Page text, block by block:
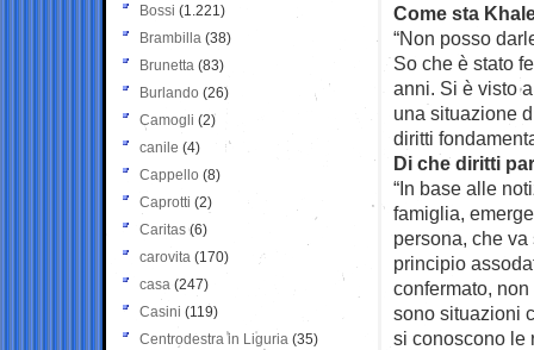
Come sta
“Non posso
So che è stato
anni. Si è visto
una situazione
diritti
Di che diritti
“In base alle
famiglia,
persona, che
principio
confermato,
sono situazioni
si conoscono le
Bossi (1.221)
Brambilla (38)
Brunetta (83)
Burlando (26)
Camogli (2)
canile (4)
Cappello (8)
Caprotti (2)
Caritas (6)
carovita (170)
casa (247)
Casini (119)
Centrodestra in Liguria (35)